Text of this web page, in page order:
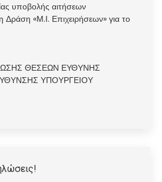
υποβολής αιτήσεων
«Μ.Ι. Επιχειρήσεων» για το
ΘΕΣΕΩΝ ΕΥΘΥΝΗΣ
ΥΠΟΥΡΓΕΙΟΥ